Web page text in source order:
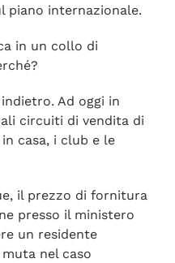
piano internazionale.
in un collo di
Ad oggi in
circuiti di vendita di
casa, i club e le
il prezzo di fornitura
presso il ministero
un residente
nel caso